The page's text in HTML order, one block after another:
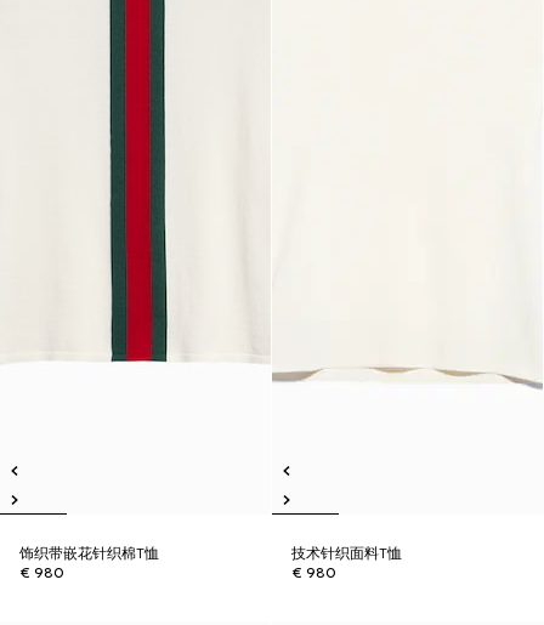
饰织带嵌花针织棉T恤
€ 980
技术针织面料T恤
€ 980